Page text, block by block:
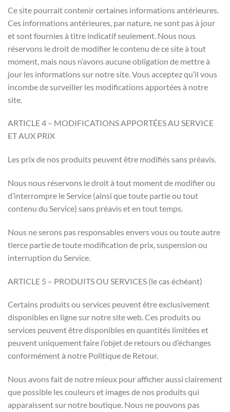
Ce site pourrait contenir certaines informations antérieures.
Ces informations antérieures, par nature, ne sont pas à jour
et sont fournies à titre indicatif seulement. Nous nous
réservons le droit de modifier le contenu de ce site à tout
moment, mais nous n’avons aucune obligation de mettre à
jour les informations sur notre site. Vous acceptez qu’il vous
incombe de surveiller les modifications apportées à notre
site.
ARTICLE 4 – MODIFICATIONS APPORTÉES AU SERVICE
ET AUX PRIX
Les prix de nos produits peuvent être modifiés sans préavis.
Nous nous réservons le droit à tout moment de modifier ou
d’interrompre le Service (ainsi que toute partie ou tout
contenu du Service) sans préavis et en tout temps.
Nous ne serons pas responsables envers vous ou toute autre
tierce partie de toute modification de prix, suspension ou
interruption du Service.
ARTICLE 5 – PRODUITS OU SERVICES (le cas échéant)
Certains produits ou services peuvent être exclusivement
disponibles en ligne sur notre site web. Ces produits ou
services peuvent être disponibles en quantités limitées et
peuvent uniquement faire l’objet de retours ou d’échanges
conformément à notre Politique de Retour.
Nous avons fait de notre mieux pour afficher aussi clairement
que possible les couleurs et images de nos produits qui
apparaissent sur notre boutique. Nous ne pouvons pas